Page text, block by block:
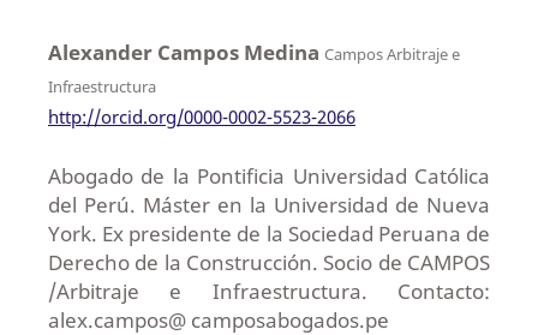
Alexander Campos Medina Campos Arbitraje e
Infraestructura
http://orcid.org/0000-0002-5523-2066
Abogado de la Pontificia Universidad Católica
del Perú. Máster en la Universidad de Nueva
York. Ex presidente de la Sociedad Peruana de
Derecho de la Construcción. Socio de CAMPOS
/Arbitraje e Infraestructura. Contacto:
alex.campos@ camposabogados.pe